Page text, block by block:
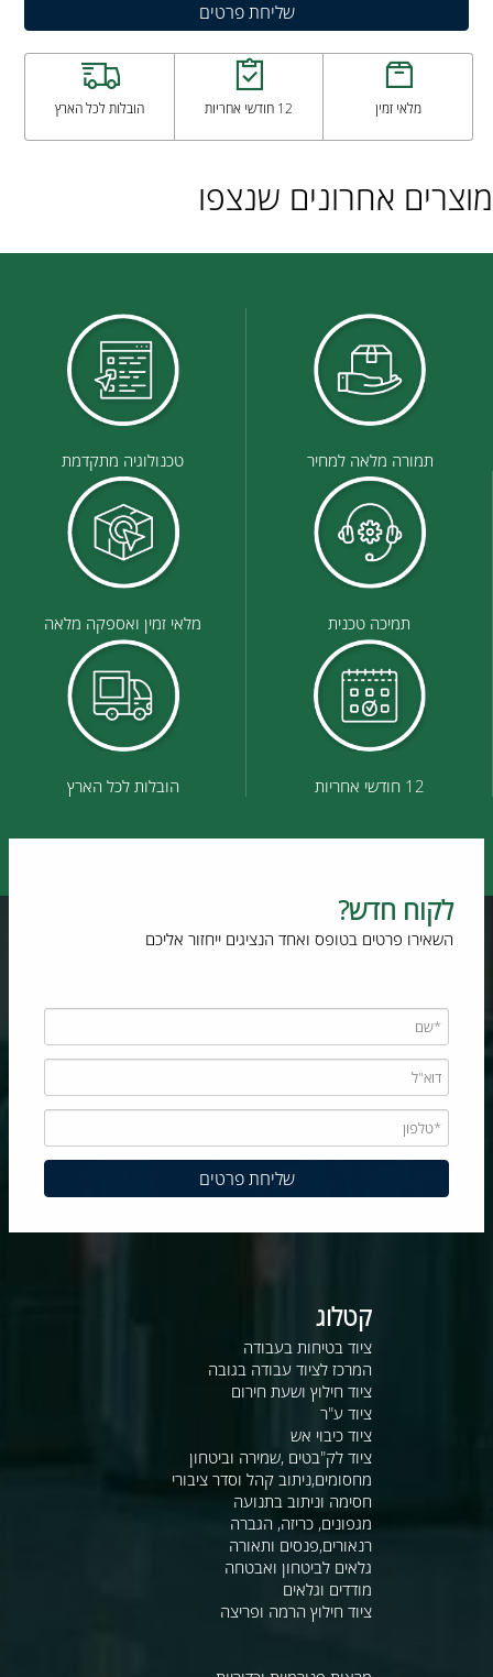
מלאי זמין 12 חודשי אחריות הובלות לכל הארץ
מוצרים אחרונים שנצפו
תמורה מלאה למחיר טכנולוגיה מתקדמת
תמיכה טכנית מלאי זמין ואספקה מלאה
12 חודשי אחריות הובלות לכל הארץ
לקוח חדש?
השאירו פרטים בטופס ואחד הנציגים ייחזור אליכם
קטלוג
ציוד בטיחות בעבודה
המרכז לציוד עבודה בגובה
ציוד חילוץ ושעת חירום
ציוד ע"ר
ציוד כיבוי אש
ציוד לק"בטים ,שמירה וביטחון
מחסומים,ניתוב קהל וסדר ציבורי
חסימה וניתוב בתנועה
מגפונים, כריזה, הגברה
רנאורים,פנסים ותאורה
גלאים לביטחון ואבטחה
מודדים וגלאים
ציוד חילוץ הרמה ופריצה